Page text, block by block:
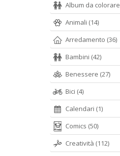
Digitale
1.90 €
Album da colorare
Animali (14)
Arredamento (36)
Bambini (42)
Benessere (27)
Bici (4)
Calendari (1)
Comics (50)
Creatività (112)